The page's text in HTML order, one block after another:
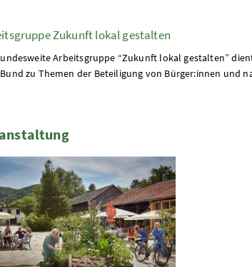
Zukunft lokal gestalten
Arbeitsgruppe “Zukunft lokal gestalten”
zu Themen der Beteiligung von Bürger:innen und